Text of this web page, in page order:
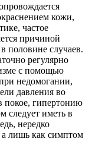
кожи,
частое
причиной
половине случаев.
регулярно
с помощью
недомогании,
давления во
покое, гипертонию
следует иметь в
нередко
а лишь как симптом